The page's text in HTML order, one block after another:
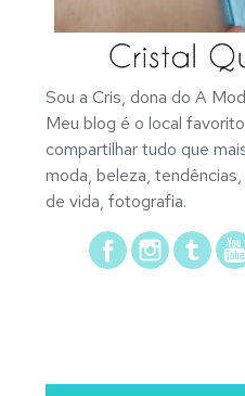
Sou a Cris, dona do A
Meu blog é o local
compartilhar tudo que
moda, beleza,
de vida, fotografia.